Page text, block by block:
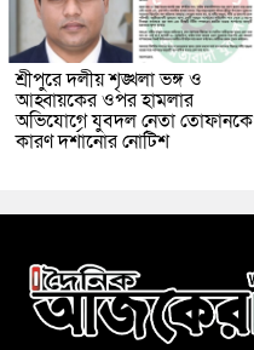
শ্রীপুরে দলীয় শৃঙ্খলা ভঙ্গ ও
আহ্বায়কের ওপর হামলার
অভিযোগে যুবদল নেতা তোফানকে
কারণ দর্শানোর নোটিশ